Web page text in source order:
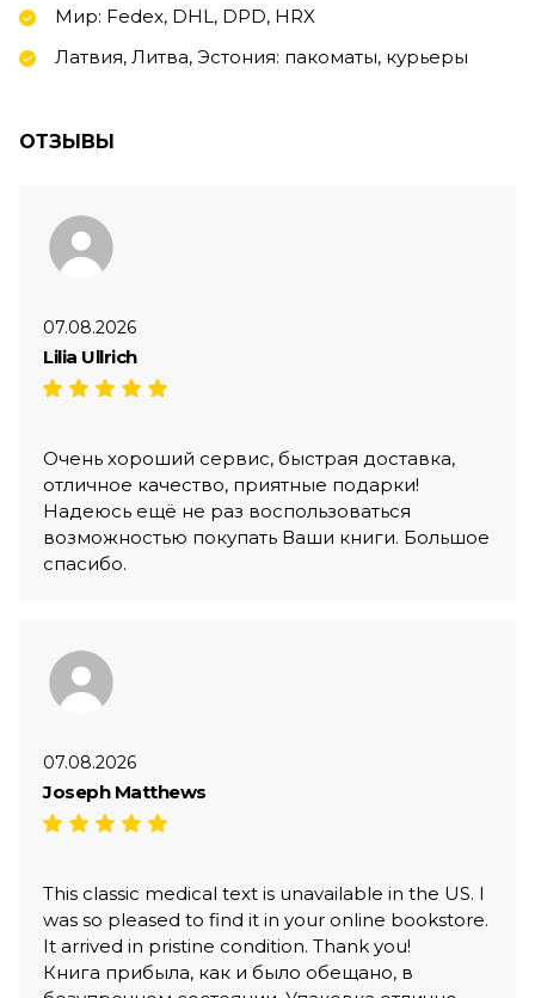
Мир: Fedex, DHL, DPD, HRX
Латвия, Литва, Эстония: пакоматы, курьеры
ОТЗЫВЫ
07.08.2026
Lilia Ullrich
Очень хороший сервис, быстрая доставка,
отличное качество, приятные подарки!
Надеюсь ещё не раз воспользоваться
возможностью покупать Ваши книги. Большое
спасибо.
07.08.2026
Joseph Matthews
This classic medical text is unavailable in the US. I
was so pleased to find it in your online bookstore.
It arrived in pristine condition. Thank you!
Книга прибыла, как и было обещано, в